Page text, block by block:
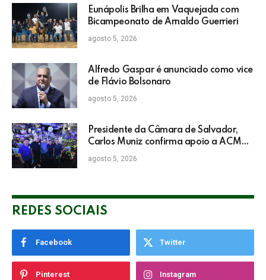
Eunápolis Brilha em Vaquejada com
Bicampeonato de Arnaldo Guerrieri
agosto 5, 2026
Alfredo Gaspar é anunciado como vice
de Flávio Bolsonaro
agosto 5, 2026
Presidente da Câmara de Salvador,
Carlos Muniz confirma apoio a ACM
Neto: “Irei lutar voto a voto na sua
campanha”
agosto 5, 2026
REDES SOCIAIS
Facebook Twitter
Pinterest Instagram